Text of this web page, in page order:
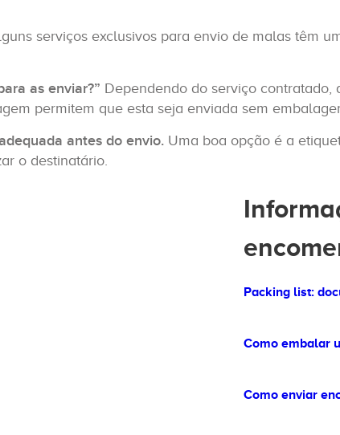
serviços exclusivos para envio de malas têm
as enviar?” Dependendo do serviço
permitem que esta seja enviada sem
antes do envio. Uma boa opção é a
o destinatário.
Packing list:
Como embalar
Como enviar